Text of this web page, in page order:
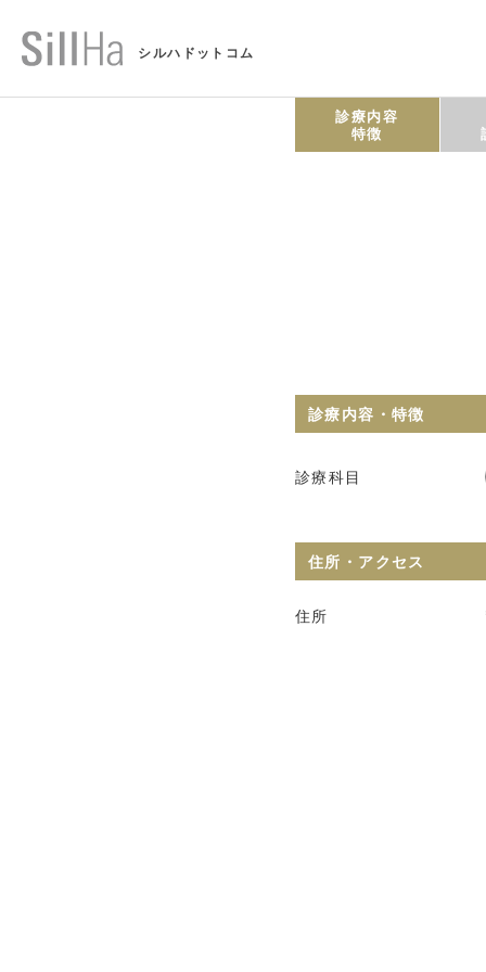
シルハドットコム
診療内容
特徴
診療内容・特徴
診療科目
住所・アクセス
住所